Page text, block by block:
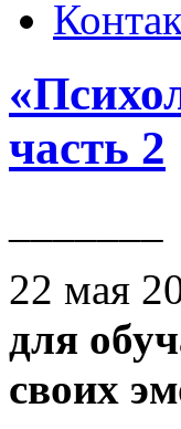
часть 2
22 мая
для
своих